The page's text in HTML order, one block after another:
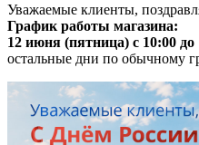
Уважаемые клиенты,
График работы магазина:
12 июня (пятница) с 10:00 до
остальные дни по обычному